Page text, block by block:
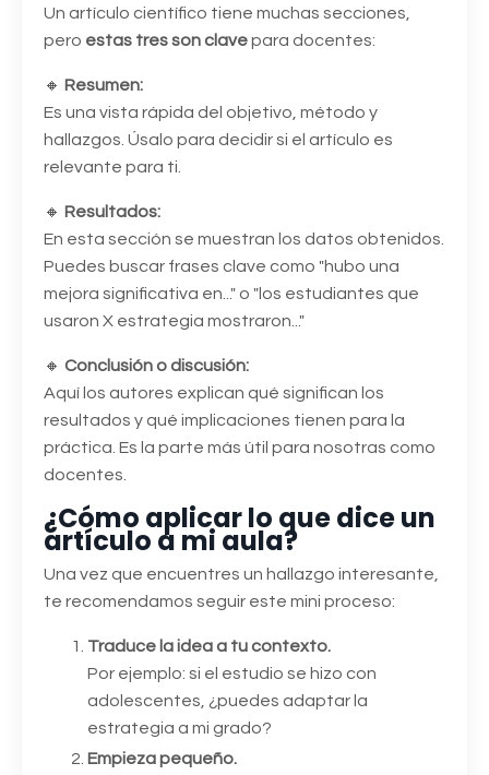
Un artículo científico tiene muchas secciones,
pero estas tres son clavepara docentes:
🔸 Resumen:
Es una vista rápida del objetivo, método y
hallazgos. Úsalo para decidir si el artículo es
relevante para ti.
🔸 Resultados:
En esta sección se muestran los datos obtenidos.
Puedes buscar frases clave como "hubo una
mejora significativa en..." o "los estudiantes que
usaron X estrategia mostraron..."
🔸 Conclusión o discusión:
Aquí los autores explican qué significan los
resultados y qué implicaciones tienen para la
práctica. Es la parte más útil para nosotras como
docentes.
¿Cómo aplicar lo que dice un
artículo a mi aula?
Una vez que encuentres un hallazgo interesante,
te recomendamos seguir este mini proceso:
Traduce la idea a tu contexto.
Por ejemplo: si el estudio se hizo con
adolescentes, ¿puedes adaptar la
estrategia a mi grado?
Empieza pequeño.